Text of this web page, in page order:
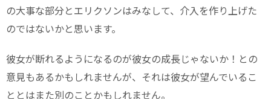
の大事な部分とエリクソンはみなして、介入を作り上げた
のではないかと思います。
彼女が断れるようになるのが彼女の成長じゃないか！との
意見もあるかもしれませんが、それは彼女が望んでいるこ
ととはまた別のことかもしれません。